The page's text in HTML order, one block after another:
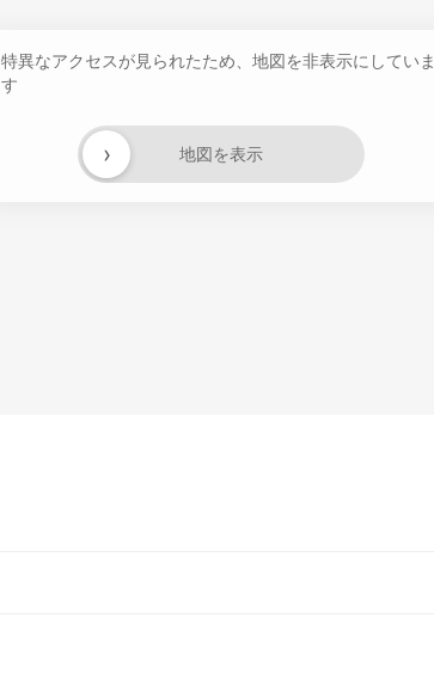
特異なアクセスが見られたため、地図を非表示にしていま
す
地図を表示
›